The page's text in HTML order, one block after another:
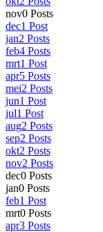
nov0 Posts
dec1 Post
jan2 Posts
feb4 Posts
mrt1 Post
apr5 Posts
mei2 Posts
jun1 Post
jul1 Post
aug2 Posts
sep2 Posts
okt2 Posts
nov2 Posts
dec0 Posts
jan0 Posts
feb1 Post
mrt0 Posts
apr3 Posts